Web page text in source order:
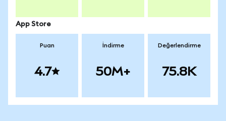
App Store
Puan
4.7
İndirme
50M+
Değerlendirme
75.8K